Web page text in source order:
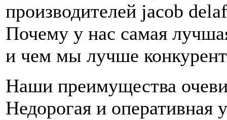
производителей jacob
Почему у нас самая
и чем мы лучше
Наши преимущества
Недорогая и оперативная